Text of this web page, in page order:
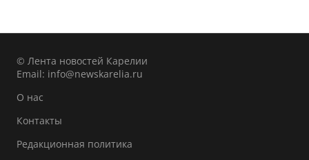
© Лента новостей Карелии
Email: info@newskarelia.ru
О нас
Контакты
Редакционная политика